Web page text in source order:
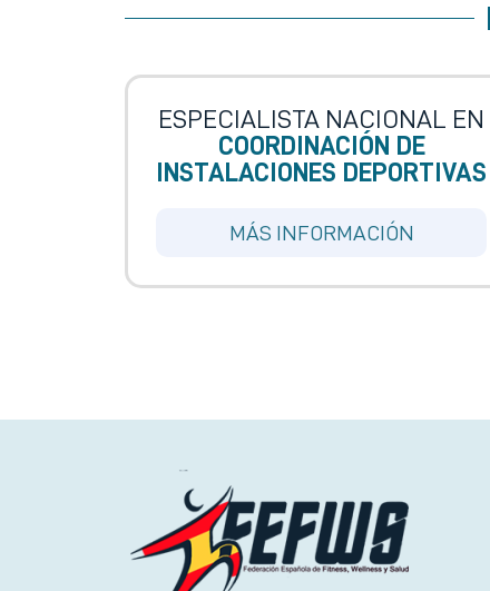
ESPECIALISTA NACIONAL EN
COORDINACIÓN DE
INSTALACIONES DEPORTIVAS
MÁS INFORMACIÓN